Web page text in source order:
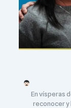
En vísperas
reconocer y